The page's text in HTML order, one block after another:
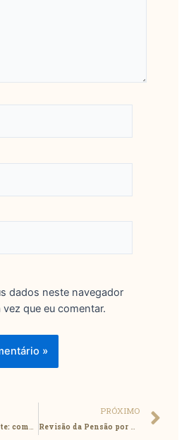
dados neste navegador
que eu comentar.
Pensão por Morte: como comprovar a dependência econômica?
PRÓXIMO
Revisão da Pensão por Morte: Como você pode aumentar o valor do seu benefício?